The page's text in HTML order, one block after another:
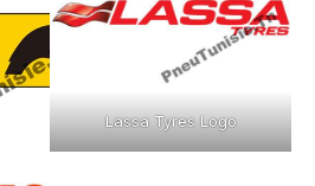
Lassa Tyres Logo